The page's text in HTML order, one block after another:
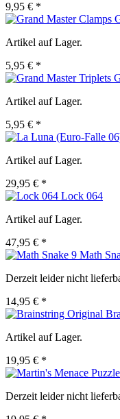
9,95 € *
Artikel auf Lager.
5,95 € *
Artikel auf Lager.
5,95 € *
Artikel auf Lager.
29,95 € *
Lock 064
Artikel auf Lager.
47,95 € *
Math
Derzeit leider nicht
14,95 € *
Artikel auf Lager.
19,95 € *
Derzeit leider nicht